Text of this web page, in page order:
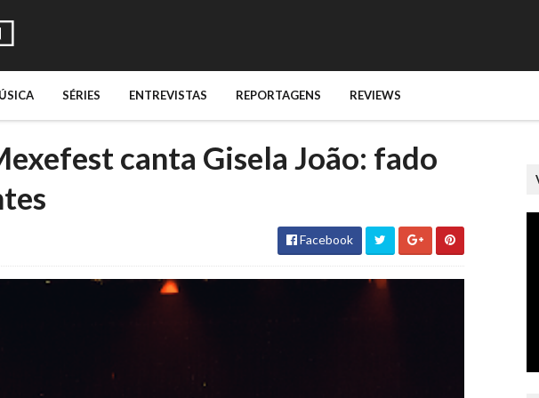
SÉRIES ENTREVISTAS REPORTAGENS REVIEWS
canta Gisela João: fado
Facebook